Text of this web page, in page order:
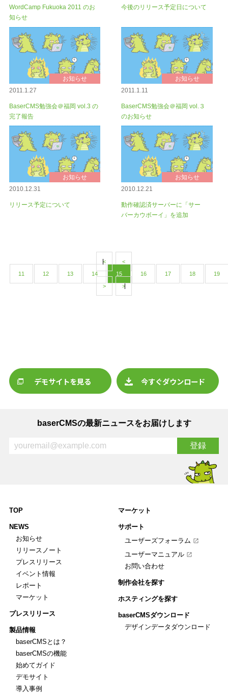
WordCamp Fukuoka 2011 のお
知らせ
今後のリリース予定日について
お知らせ
2011.1.27
BaserCMS勉強会＠福岡 vol.3 の
完了報告
お知らせ
2011.1.11
BaserCMS勉強会＠福岡 vol.３
のお知らせ
お知らせ
2010.12.31
リリース予定について
お知らせ
2010.12.21
動作確認済サーバーに「サー
バーカウボーイ」を追加
<
<
11
12 13 14 15 16 17 18
19
>
>
デモサイトを見る 今すぐダウンロード
baserCMSの最新ニュースをお届けします
TOP
NEWS
お知らせ
リリースノート
プレスリリース
イベント情報
レポート
マーケット
プレスリリース
製品情報
baserCMSとは？
baserCMSの機能
始めてガイド
デモサイト
導入事例
マーケット
サポート
ユーザーズフォーラム
ユーザーマニュアル
お問い合わせ
制作会社を探す
ホスティングを探す
baserCMSダウンロード
デザインデータダウンロード